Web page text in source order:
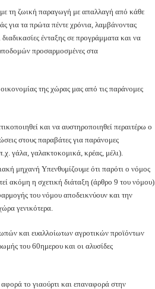
τη ζωική παραγωγή με απαλλαγή από κάθε
για τα πρώτα πέντε χρόνια, λαμβάνοντας
ένταξης σε προγράμματα και να
προσαρμοσμένες στα
της χώρας μας από τις παράνομες
και να αυστηροποιηθεί περαιτέρω ο
στους παραβάτες για παράνομες
γάλα, γαλακτοκομικά, κρέας, μέλι).
μηχανή Υπενθυμίζουμε ότι παρότι ο νόμος
ακόμη η σχετική διάταξη (άρθρο 9 του νόμου).
του νόμου αποδεικνύουν και την
γενικότερα.
και ευαλλοίωτων αγροτικών προϊόντων
του 60ημερου και οι αλυσίδες
το γιαούρτι και επαναφορά στην